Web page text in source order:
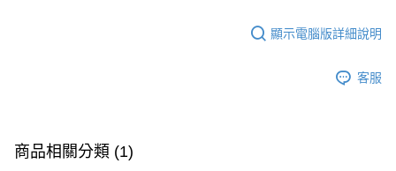
顯示電腦版詳細說明
客服
商品相關分類 (1)